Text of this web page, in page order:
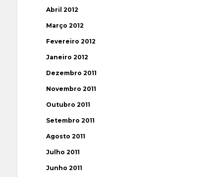
Abril 2012
Março 2012
Fevereiro 2012
Janeiro 2012
Dezembro 2011
Novembro 2011
Outubro 2011
Setembro 2011
Agosto 2011
Julho 2011
Junho 2011